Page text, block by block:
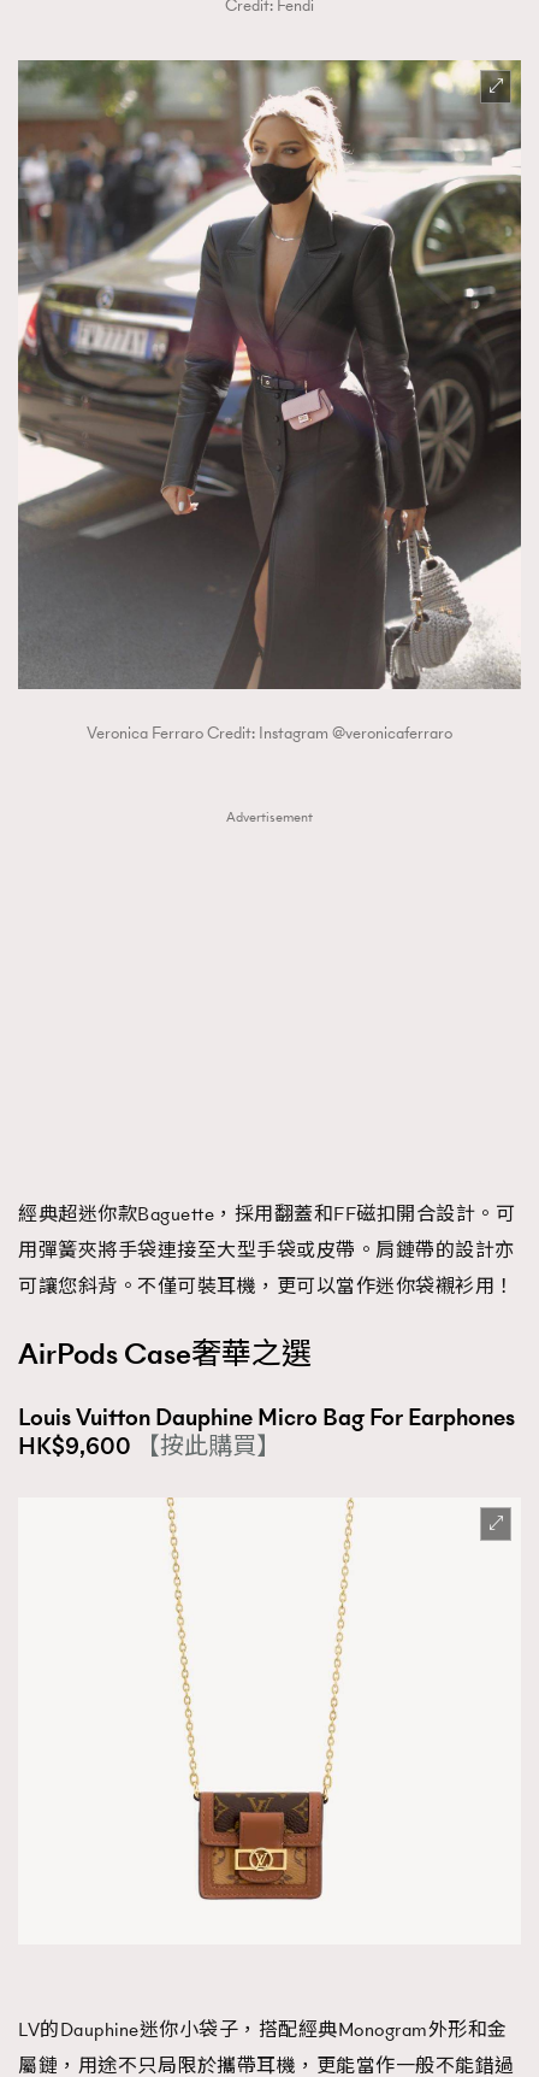
Credit: Fendi
Veronica Ferraro Credit: Instagram @veronicaferraro
Advertisement
經典超迷你款Baguette，採用翻蓋和FF磁扣開合設計。可
用彈簧夾將手袋連接至大型手袋或皮帶。肩鏈帶的設計亦
可讓您斜背。不僅可裝耳機，更可以當作迷你袋襯衫用！
AirPods Case奢華之選
Louis Vuitton Dauphine Micro Bag For Earphones
HK$9,600
【按此購買】
LV的Dauphine迷你小袋子，搭配經典Monogram外形和金
屬鏈，用途不只局限於攜帶耳機，更能當作一般不能錯過